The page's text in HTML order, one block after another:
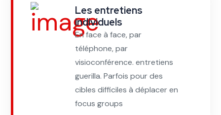
Les entretiens
individuels
En face à face, par
téléphone, par
visioconférence. entretiens
guerilla. Parfois pour des
cibles difficiles à déplacer en
focus groups